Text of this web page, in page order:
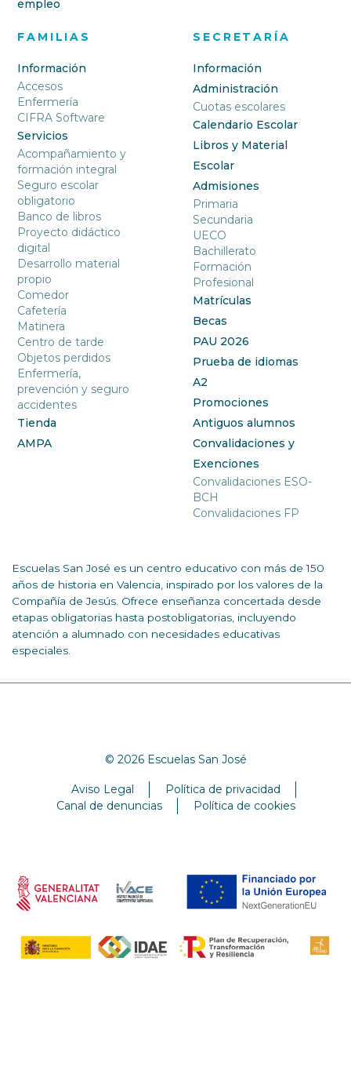
empleo
FAMILIAS
Información
Accesos
Enfermería
CIFRA Software
Servicios
Acompañamiento y
formación integral
Seguro escolar
obligatorio
Banco de libros
Proyecto didáctico
digital
Desarrollo material
propio
Comedor
Cafetería
Matinera
Centro de tarde
Objetos perdidos
Enfermería,
prevención y seguro
accidentes
Tienda
AMPA
SECRETARÍA
Información
Administración
Cuotas escolares
Calendario Escolar
Libros y Material
Escolar
Admisiones
Primaria
Secundaria
UECO
Bachillerato
Formación
Profesional
Matrículas
Becas
PAU 2026
Prueba de idiomas
A2
Promociones
Antiguos alumnos
Convalidaciones y
Exenciones
Convalidaciones ESO-
BCH
Convalidaciones FP
Escuelas San José es un centro educativo con más de 150
años de historia en Valencia, inspirado por los valores de la
Compañía de Jesús. Ofrece enseñanza concertada desde
etapas obligatorias hasta postobligatorias, incluyendo
atención a alumnado con necesidades educativas
especiales.
© 2026 Escuelas San José
Aviso Legal
Política de privacidad
Canal de denuncias
Política de cookies